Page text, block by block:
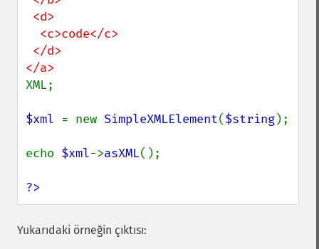
XML;
$xml = new SimpleXMLElement($string);
echo $xml->asXML();
?>
Yukarıdaki örneğin çıktısı: